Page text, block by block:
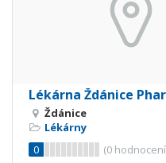
Lékárna Ždánice
Ždánice
Lékárny
0
(0